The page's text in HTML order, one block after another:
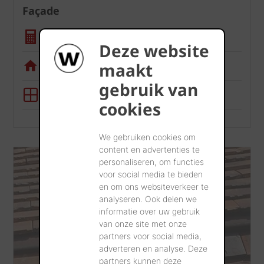
Deze website
maakt
gebruik van
cookies
We gebruiken cookies om
content en advertenties te
personaliseren, om functies
voor social media te bieden
en om ons websiteverkeer te
analyseren. Ook delen we
informatie over uw gebruik
van onze site met onze
partners voor social media,
adverteren en analyse. Deze
partners kunnen deze
Façade
Appli de visualisation